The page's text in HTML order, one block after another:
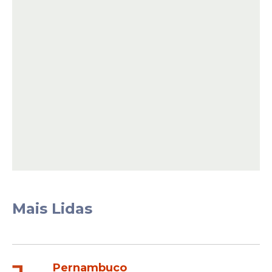
publicação após pênalti
perdido na eliminação da
Mais Lidas
Pernambuco